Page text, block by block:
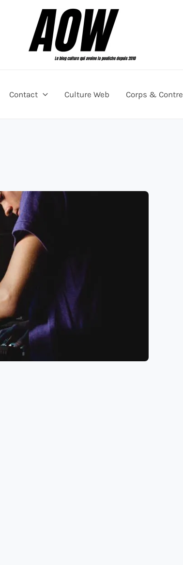
Contact Culture Web Corps &